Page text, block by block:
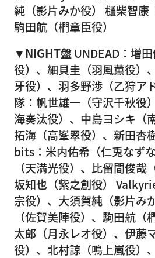
純（影片みか役） 樋柴智康
駒田航（椚章臣役）
▼NIGHT盤UNDEAD：増
役）、細貝圭（羽風薫役）
牙役）、羽多野渉（乙狩ア
隊：帆世雄一（守沢千秋役
海奏汰役）、中島ヨシキ（
拓海（高峯翠役）、新田杏
bits：米内佑希（仁兎なず
（天満光役）、比留間俊哉
坂知也（紫之創役）
宗役）、大須賀純（影片み
（佐賀美陣役）、駒田航（
太郎（月永レオ役）、伊藤
役）、北村諒（鳴上嵐役）